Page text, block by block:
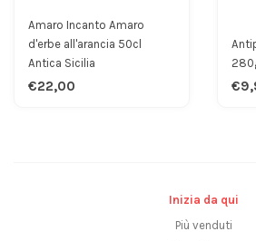
Inizia da qui
Più venduti
Amaro Incanto Amaro
d'erbe all'arancia 50cl
Antica Sicilia
€22,00